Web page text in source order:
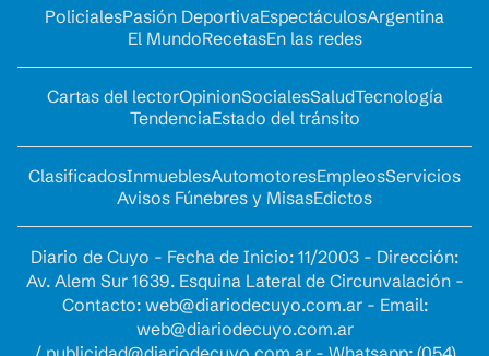
PolicialesPasión DeportivaEspectáculosArgentina
El MundoRecetasEn las redes
Cartas del lectorOpinionSocialesSaludTecnología
TendenciaEstado del tránsito
ClasificadosInmueblesAutomotoresEmpleosServicios
Avisos Fúnebres y MisasEdictos
Diario de Cuyo - Fecha de Inicio: 11/2003 - Dirección:
Av. Alem Sur 1639. Esquina Lateral de Circunvalación -
Contacto: web@diariodecuyo.com.ar- Email:
web@diariodecuyo.com.ar